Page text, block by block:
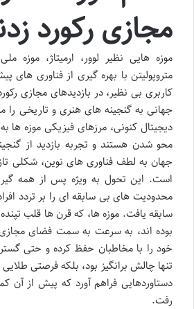
مجازی رکورد
موزه هایی نظیر لوور، ارمیتاژ، موزه
متروپولیتن با بهره گیری از فناوری های
کاربری بی نظیر، در بازدیدهای مجازی
جهانی به گنجینه های هنری و تاریخی را
دیجیتال کنونی، مرزهای فیزیکی موزه ها
محو شدن هستند و تجربه بازدید از
جهان به لطف فناوری های نوین، شکلی
محدودیت های بی سابقه ای را بر تردد
سابقه یافت. موزه ها، که قرن ها قلب
بوده اند، به سرعت به سمت فضای مجازی
خود را با مخاطبان حفظ کرده و حتی
تنها چالش برانگیز بود، بلکه فرصتی
دستاوردهایی فراهم آورد که پیش از آن
رفت.